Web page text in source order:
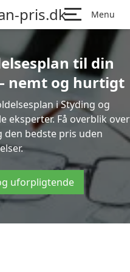
pris.dk Menu
til din
nemt og hurtigt
i Styding og
eksperter. Få overblik over
bedste pris uden
uforpligtende